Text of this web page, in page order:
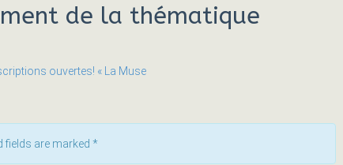
de la thématique
ouvertes! « La Muse
fields are marked *